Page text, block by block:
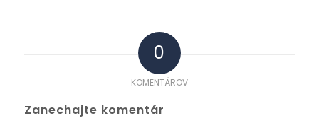
0
KOMENTÁROV
Zanechajte komentár